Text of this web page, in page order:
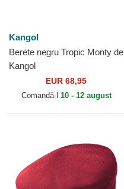
Kangol
Berete negru Tropic Monty de
Kangol
EUR 68,95
Comandă-l 10 - 12 august